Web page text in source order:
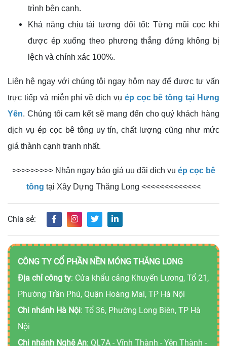
trình bên cạnh.
Khả năng chịu tải tương đối tốt: Từng mũi cọc khi
được ép xuống theo phương thẳng đứng không bị
lệch và chính xác 100%.
Liên hệ ngay với chúng tôi ngay hôm nay để được tư vấn
trực tiếp và miễn phí về dịch vụ ép cọc bê tông tại Hưng
Yên. Chúng tôi cam kết sẽ mang đến cho quý khách hàng
dịch vụ ép cọc bê tông uy tín, chất lượng cũng như mức
giá thành cạnh tranh nhất.
>>>>>>>>> Nhận ngay báo giá uu đãi dịch vụ ép cọc bê
tông tại Xây Dựng Thăng Long <<<<<<<<<<<<<
Chia sẻ:
CÔNG TY CỔ PHẦN NỀN MÓNG THĂNG LONG
Địa chỉ công ty: Cửa khẩu cảng Khuyến Lương, Tổ 21,
Phường Trần Phú, Quận Hoàng Mai, TP Hà Nội
Chi nhánh Hà Nội: Tổ 36, Phường Long Biên, TP Hà
Nội
Chi nhánh Nghệ An: QL7A - Vĩnh Thành - Yên Thành -